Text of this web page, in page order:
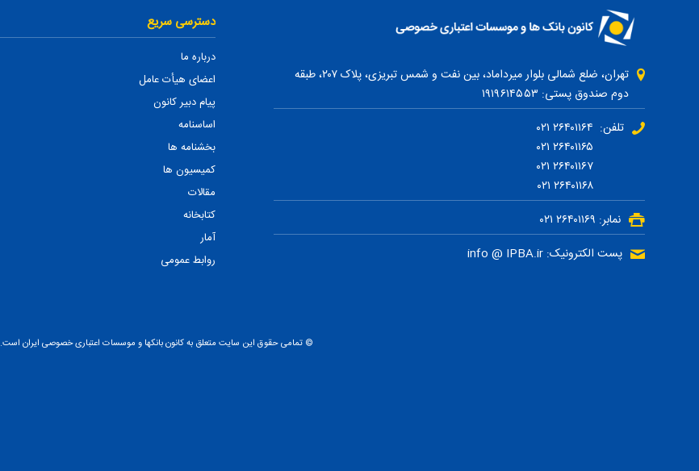
تهران، ضلع شمالی بلوار میرداماد، بین نفت و شمس تبریزی، پلاک ۲۰۷، طبقه
دوم صندوق پستی: ۱۹۱۹۶۱۴۵۵۳
تلفن: ۲۶۴۰۱۱۶۴ ۰۲۱
نمابر: ۲۶۴۰۱۱۶۹ ۰۲۱
پست الکترونیک: info @ IPBA.ir
دسترسی سریع
درباره ما
اعضای هیأت عامل
پیام دبیر کانون
اساسنامه
بخشنامه ها
کمیسیون ها
مقالات
کتابخانه
آمار
روابط عمومی
© تمامی حقوق این سایت متعلق به کانون بانکها و موسسات اعتباری خصوصی ایران است.